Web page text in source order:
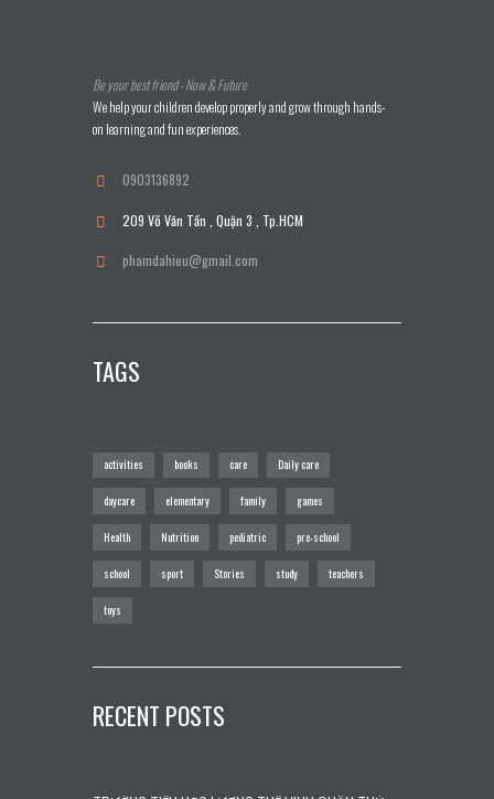
Be your best friend - Now & Future
We help your children develop properly and grow through hands-
on learning and fun experiences.
0903136892
209 Võ Văn Tần , Quận 3 , Tp.HCM
phamdahieu@gmail.com
TAGS
activities books care Daily care
daycare elementary family games
Health Nutrition pediatric pre-school
school sport Stories study teachers
toys
RECENT POSTS